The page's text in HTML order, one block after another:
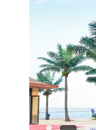
ΠΟΛΙΤΙΚΉ
ΑΠΟΡΡΉΤΟΥ